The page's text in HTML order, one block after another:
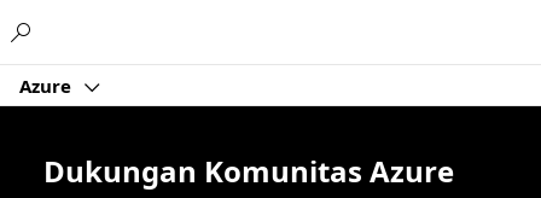
Azure
Dukungan Komunitas Azure